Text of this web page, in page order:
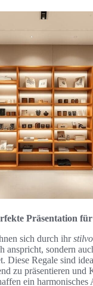
Präsentation
sich durch ihr
anspricht, sondern
Diese Regale sind
zu präsentieren und
ein harmonisches